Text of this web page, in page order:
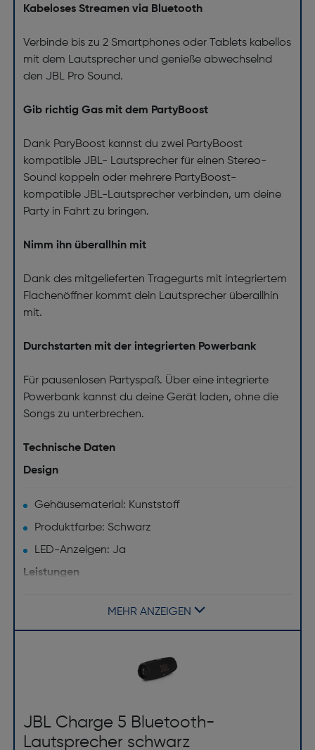
Kabeloses Streamen via Bluetooth
Verbinde bis zu 2 Smartphones oder Tablets kabellos
mit dem Lautsprecher und genieße abwechselnd
den JBL Pro Sound.
Gib richtig Gas mit dem PartyBoost
Dank ParyBoost kannst du zwei PartyBoost
kompatible JBL- Lautsprecher für einen Stereo-
Sound koppeln oder mehrere PartyBoost-
kompatible JBL-Lautsprecher verbinden, um deine
Party in Fahrt zu bringen.
Nimm ihn überallhin mit
Dank des mitgelieferten Tragegurts mit integriertem
Flachenöffner kommt dein Lautsprecher überallhin
mit.
Durchstarten mit der integrierten Powerbank
Für pausenlosen Partyspaß. Über eine integrierte
Powerbank kannst du deine Gerät laden, ohne die
Songs zu unterbrechen.
Technische Daten
Design
Gehäusematerial: Kunststoff
Produktfarbe: Schwarz
LED-Anzeigen: Ja
Leistungen
Gewicht und Abmessungen
Gewicht [g]: 1968
MEHR ANZEIGEN
JBL Charge 5 Bluetooth-
Lautsprecher schwarz